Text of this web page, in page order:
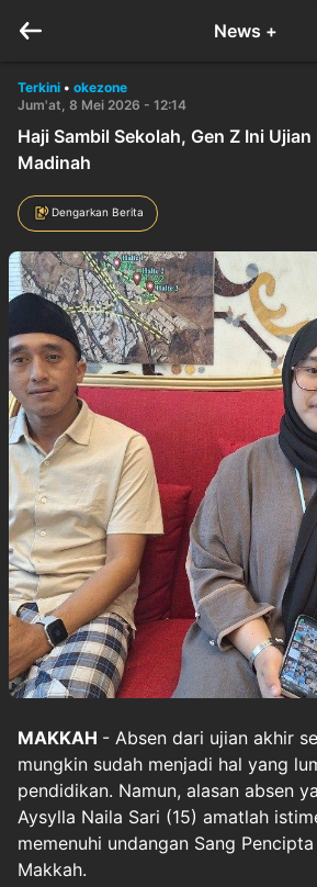
News +
Terkini • okezone
Jum'at, 8 Mei 2026 - 12:14
Haji Sambil Sekolah, Gen Z Ini
Madinah
Dengarkan Berita
MAKKAH - Absen dari ujian akhir
mungkin sudah menjadi hal yang
pendidikan. Namun, alasan absen
Aysylla Naila Sari (15) amatlah
memenuhi undangan Sang
Makkah.